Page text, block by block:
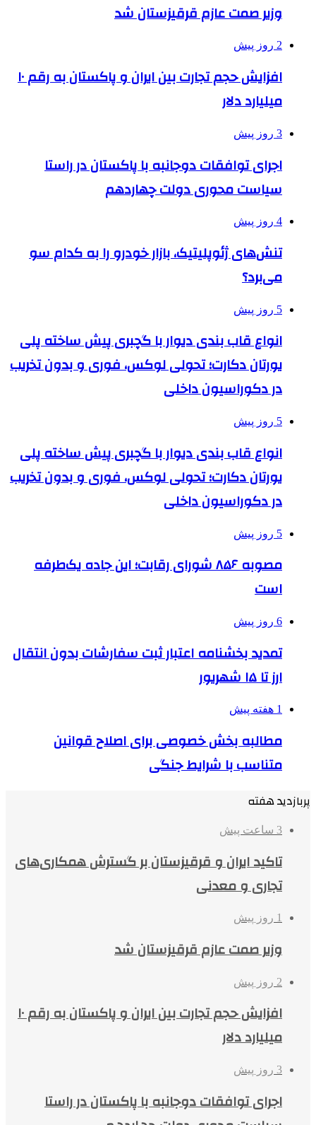
وزیر صمت عازم قرقیزستان شد
2 روز پیش
افزایش حجم تجارت بین ایران و پاکستان به رقم ۱۰
میلیارد دلار
3 روز پیش
اجرای توافقات دوجانبه با پاکستان در راستا
سیاست محوری دولت چهاردهم
4 روز پیش
تنش‌های ژئوپلیتیک، بازار خودرو را به کدام سو
می‌برد؟
5 روز پیش
انواع قاب بندی دیوار با گچبری پیش ساخته پلی
یورتان دکارت؛ تحولی لوکس، فوری و بدون تخریب
در دکوراسیون داخلی
5 روز پیش
انواع قاب بندی دیوار با گچبری پیش ساخته پلی
یورتان دکارت؛ تحولی لوکس، فوری و بدون تخریب
در دکوراسیون داخلی
5 روز پیش
مصوبه ۸۵۶ شورای رقابت؛ این جاده یک‌طرفه
است
6 روز پیش
تمدید بخشنامه اعتبار ثبت سفارشات بدون انتقال
ارز تا ۱۵ شهریور
1 هفته پیش
مطالبه بخش خصوصی برای اصلاح قوانین
متناسب با شرایط جنگی
پربازدید هفته
3 ساعت پیش
تاکید ایران و قرقیزستان بر گسترش همکاری‌های
تجاری و معدنی
1 روز پیش
وزیر صمت عازم قرقیزستان شد
2 روز پیش
افزایش حجم تجارت بین ایران و پاکستان به رقم ۱۰
میلیارد دلار
3 روز پیش
اجرای توافقات دوجانبه با پاکستان در راستا